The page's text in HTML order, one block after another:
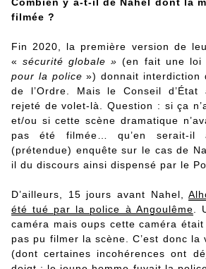
filmée ?
Fin 2020, la première version de
«sécurité globale » (en fait une loi
pour la police ») donnait interdiction
de l’Ordre. Mais le Conseil
rejeté de volet-là. Question : si ça
et/ou si cette scène dramatique
pas été filmée… qu’en serait-il
(prétendue) enquête sur le cas de
il du discours ainsi dispensé par le
D’ailleurs, 15 jours avant Nahel,
été tué par la police à Angoulême .
caméra mais oups cette caméra était
pas pu filmer la scène. C’est donc la
(dont certaines incohérences ont